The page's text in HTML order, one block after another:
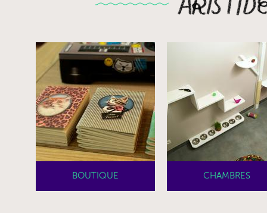
BOUTIQUE CHAMBRES